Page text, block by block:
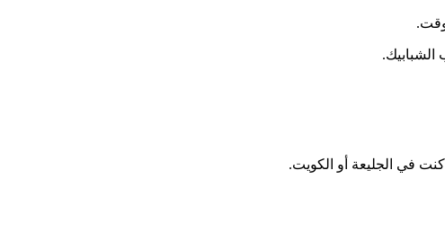
في الجليعة أو الكويت.